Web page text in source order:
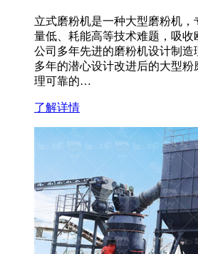
立式磨粉机是一种大型磨粉机
量低、耗能高等技术难题，吸
公司多年先进的磨粉机设计制造
多年的潜心设计改进后的大型
理可靠的…
了解详情